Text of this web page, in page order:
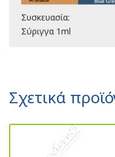
Συσκευασία:
Σύριγγα 1ml
Σχετικά